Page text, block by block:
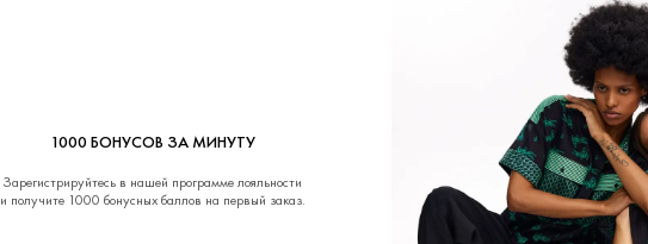
1000 БОНУСОВ ЗА МИНУТУ
Зарегистрируйтесь в нашей программе лояльности
и получите 1000 бонусных баллов на первый заказ.